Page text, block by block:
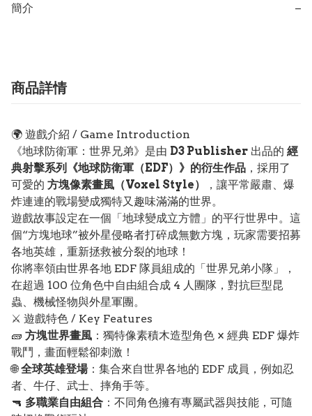
簡介 −
商品詳情
🌍 遊戲介紹 / Game Introduction
《地球防衛軍：世界兄弟》是由 D3 Publisher 出品的 經
典射擊系列《地球防衛軍（EDF）》的衍生作品 ，採用了
可愛的 方塊像素畫風（Voxel Style）
，讓平常嚴肅、爆
炸連連的戰場變成獨特又趣味滿滿的世界。
遊戲故事設定在一個「地球變成立方體」的平行世界中。這
個“方塊地球”被外星侵略者打碎成無數方塊，玩家需要招募
各地英雄，重新拯救被分裂的地球！
你將率領由世界各地 EDF 隊員組成的「世界兄弟小隊」，
在超過 100 位角色中自由組合成 4 人團隊，對抗巨型昆
蟲、機械怪物與外星軍團。
⚔️ 遊戲特色 / Key Features
🧱 方塊世界畫風 ：獨特像素積木造型角色 × 經典 EDF 爆炸
戰鬥，畫面輕鬆卻刺激！
🌐全球英雄登場：集合來自世界各地的 EDF 成員，例如忍
者、牛仔、武士、摔角手等。
🔫 多職業自由組合 ：不同角色擁有專屬武器與技能，可隨